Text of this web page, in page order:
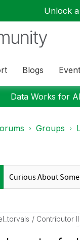
Unlock
Blogs
Data Works for
Groups
Contributor II